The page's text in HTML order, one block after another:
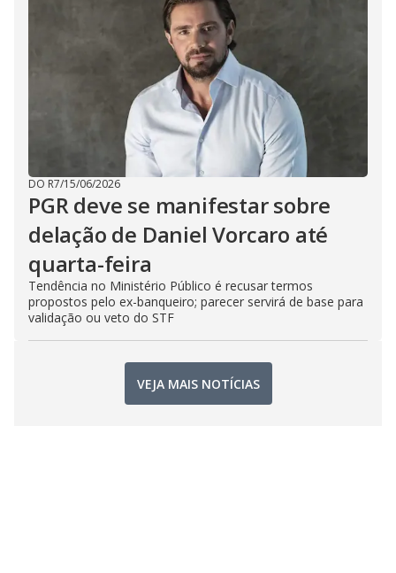
DO R7/15/06/2026
PGR deve se manifestar sobre
delação de Daniel Vorcaro até
quarta-feira
Tendência no Ministério Público é recusar termos
propostos pelo ex-banqueiro; parecer servirá de base para
validação ou veto do STF
VEJA MAIS NOTÍCIAS